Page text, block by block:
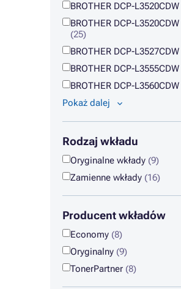
BROTHER DCP-L3520CDW
BROTHER DCP-L3520CDW
(25)
BROTHER DCP-L3527CDW
BROTHER DCP-L3555CDW
BROTHER DCP-L3560CDW
Pokaż dalej
Rodzaj wkładu
Oryginalne wkłady (9)
Zamienne wkłady (16)
Producent wkładów
Economy (8)
Oryginalny (9)
TonerPartner (8)